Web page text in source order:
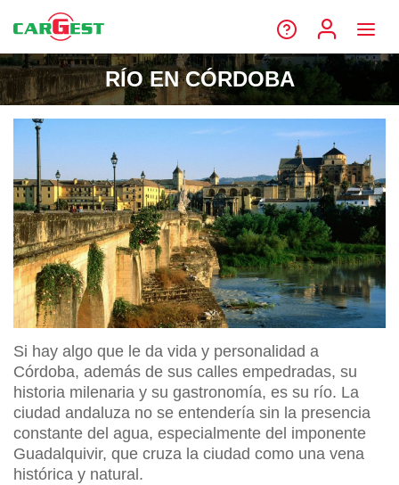
RÍO EN CÓRDOBA
Si hay algo que le da vida y personalidad a
Córdoba, además de sus calles empedradas, su
historia milenaria y su gastronomía, es su río. La
ciudad andaluza no se entendería sin la presencia
constante del agua, especialmente del imponente
Guadalquivir, que cruza la ciudad como una vena
histórica y natural.